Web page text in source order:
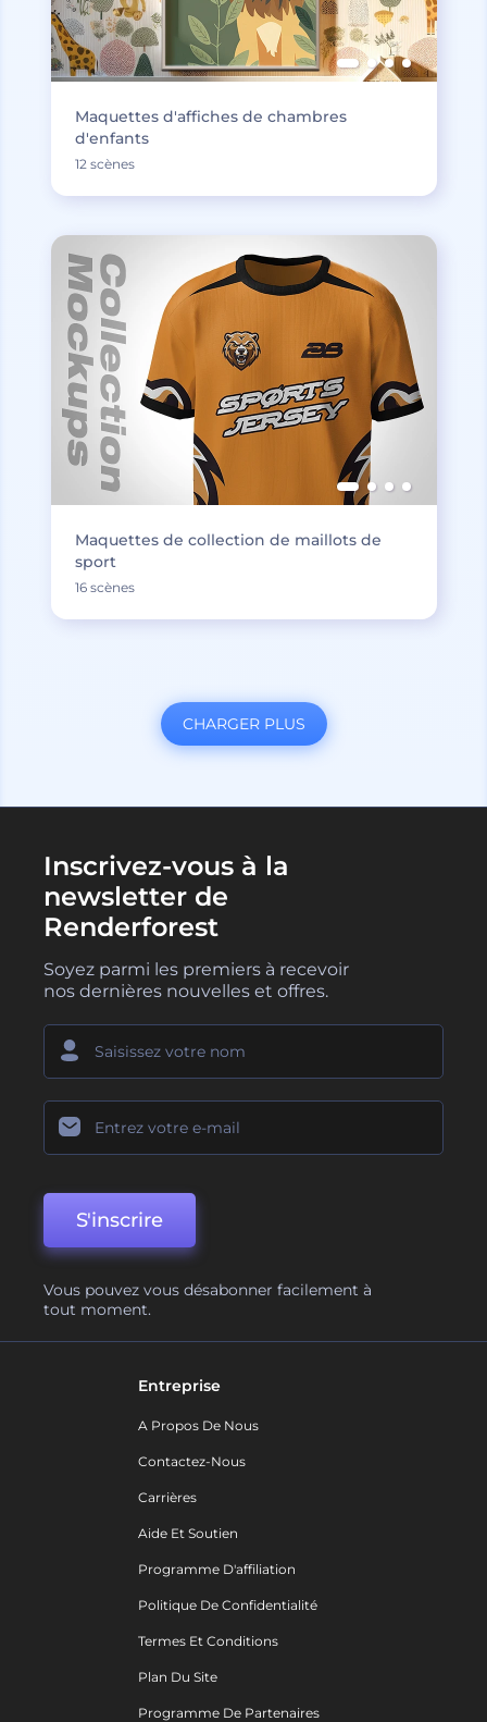
Maquettes d'affiches de chambres
d'enfants
12 scènes
Maquettes de collection de maillots de
sport
16 scènes
CHARGER PLUS
Inscrivez-vous à la
newsletter de
Renderforest
Soyez parmi les premiers à recevoir
nos dernières nouvelles et offres.
S'inscrire
Vous pouvez vous désabonner facilement à
tout moment.
Entreprise
A Propos De Nous
Contactez-Nous
Carrières
Aide Et Soutien
Programme D'affiliation
Politique De Confidentialité
Termes Et Conditions
Plan Du Site
Programme De Partenaires